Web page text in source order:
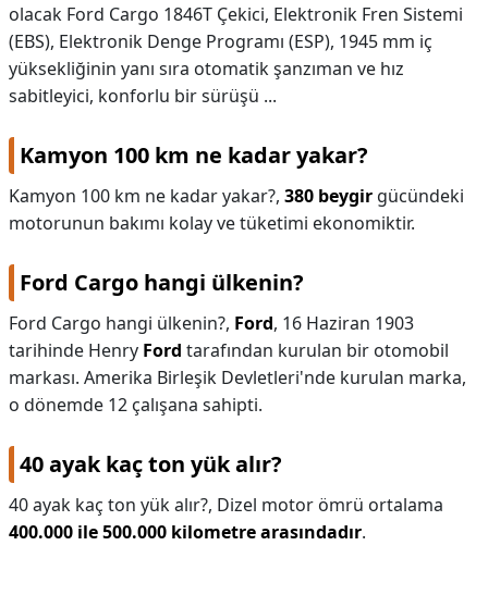
olacak Ford Cargo 1846T Çekici, Elektronik Fren Sistemi
(EBS), Elektronik Denge Programı (ESP), 1945 mm iç
yüksekliğinin yanı sıra otomatik şanzıman ve hız
sabitleyici, konforlu bir sürüşü ...
Kamyon 100 km ne kadar yakar?
Kamyon 100 km ne kadar yakar?, 380 beygir gücündeki
motorunun bakımı kolay ve tüketimi ekonomiktir.
Ford Cargo hangi ülkenin?
Ford Cargo hangi ülkenin?, Ford, 16 Haziran 1903
tarihinde Henry Ford tarafından kurulan bir otomobil
markası. Amerika Birleşik Devletleri'nde kurulan marka,
o dönemde 12 çalışana sahipti.
40 ayak kaç ton yük alır?
40 ayak kaç ton yük alır?, Dizel motor ömrü ortalama
400.000 ile 500.000 kilometre arasındadır.